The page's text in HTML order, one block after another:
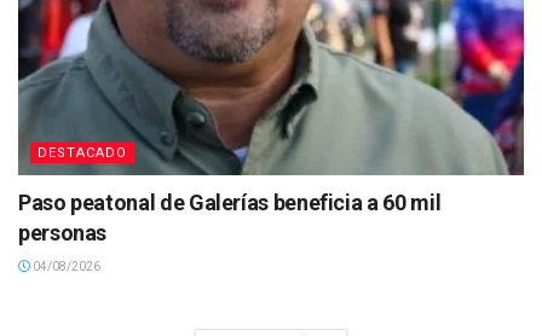
DESTACADO
Paso peatonal de Galerías beneficia a 60 mil
personas
04/08/2026